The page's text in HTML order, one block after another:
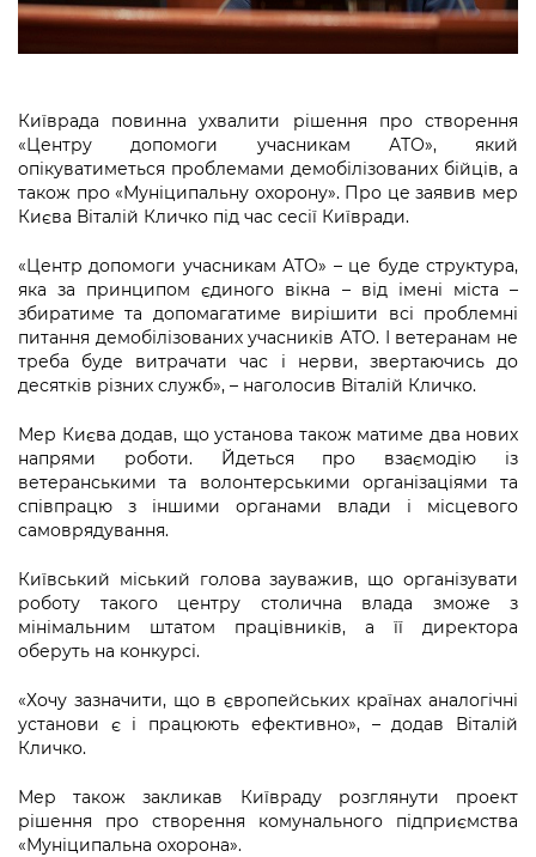
Підприємства, установи, організації
Kyiv International Relations
Гендерна політика
Безбар'єрність
Київська міська військова адміністрація
Портал Захисників та Захисниць
Портал послуг
Міський застосунок Київ Цифровий
Уряд» – місцевий рівень»
Про відкриті дані
Публічні дашборди
Київрада повинна ухвалити рішення про створення
«Центру допомоги учасникам АТО», який
опікуватиметься проблемами демобілізованих бійців, а
також про «Муніципальну охорону». Про це заявив мер
Києва Віталій Кличко під час сесії Київради.
«Центр допомоги учасникам АТО» – це буде структура,
яка за принципом єдиного вікна – від імені міста –
збиратиме та допомагатиме вирішити всі проблемні
питання демобілізованих учасників АТО. І ветеранам не
треба буде витрачати час і нерви, звертаючись до
десятків різних служб», – наголосив Віталій Кличко.
Мер Києва додав, що установа також матиме два нових
напрями роботи. Йдеться про взаємодію із
ветеранськими та волонтерськими організаціями та
співпрацю з іншими органами влади і місцевого
самоврядування.
Київський міський голова зауважив, що організувати
роботу такого центру столична влада зможе з
мінімальним штатом працівників, а її директора
оберуть на конкурсі.
«Хочу зазначити, що в європейських країнах аналогічні
установи є і працюють ефективно», – додав Віталій
Кличко.
Мер також закликав Київраду розглянути проект
рішення про створення комунального підприємства
«Муніципальна охорона».